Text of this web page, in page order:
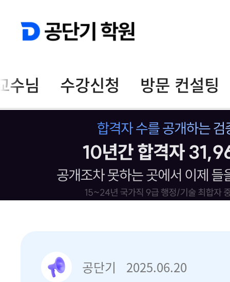
수님 수강신청 방문 컨설팅
공단기 2025.06.20